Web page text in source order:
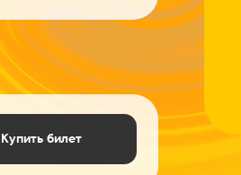
Купить билет